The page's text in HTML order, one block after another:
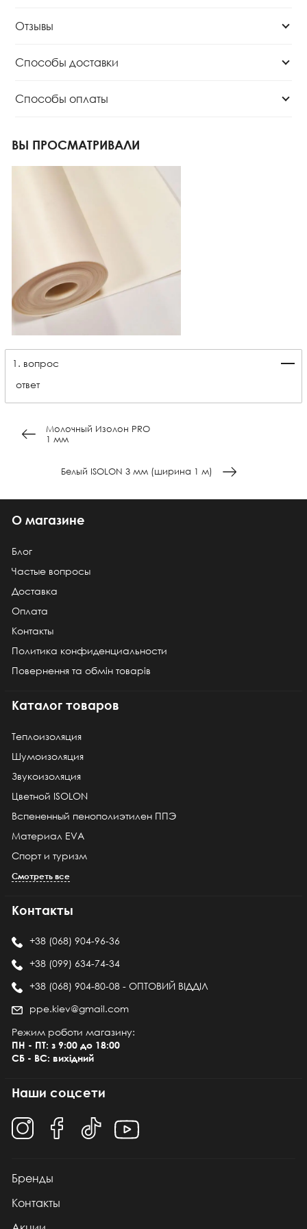
Отзывы
Способы доставки
Способы оплаты
ВЫ ПРОСМАТРИВАЛИ
1. вопрос
ответ
Молочный Изолон PRO
1 мм
Белый ISOLON 3 мм (ширина 1 м)
О магазине
Блог
Частые вопросы
Доставка
Оплата
Контакты
Политика конфиденциальности
Повернення та обмін товарів
Каталог товаров
Теплоизоляция
Шумоизоляция
Звукоизоляция
Цветной ISOLON
Вспененный пенополиэтилен ППЭ
Материал EVA
Спорт и туризм
Смотреть все
Контакты
+38 (068) 904-96-36
+38 (099) 634-74-34
+38 (068) 904-80-08 - ОПТОВИЙ ВІДДІЛ
ppe.kiev@gmail.com
Режим роботи магазину:
ПН - ПТ: з 9:00 до 18:00
СБ - ВС: вихідний
Наши соцсети
Бренды
Контакты